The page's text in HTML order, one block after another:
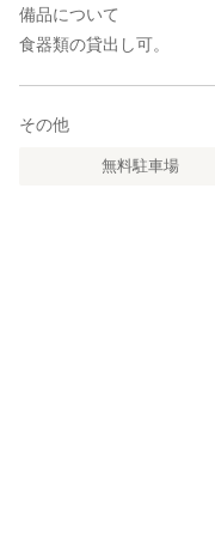
備品について
食器類の貸出し可。
その他
無料駐車場